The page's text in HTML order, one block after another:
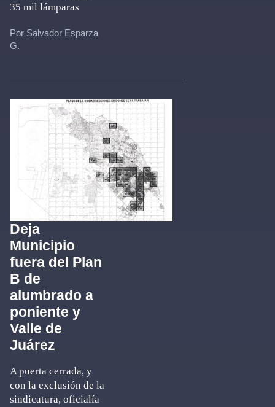
35 mil lámparas
Por Salvador Esparza
G.
Deja
Municipio
fuera del Plan
B de
alumbrado a
poniente y
Valle de
Juárez
A puerta cerrada, y
con la exclusión de la
sindicatura, oficialía